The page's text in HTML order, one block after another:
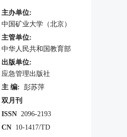
主办单位:
中国矿业大学（北京）
主管单位:
中华人民共和国教育部
出版单位:
应急管理出版社
主 编: 彭苏萍
双月刊
ISSN 2096-2193
CN
10-1417/TD